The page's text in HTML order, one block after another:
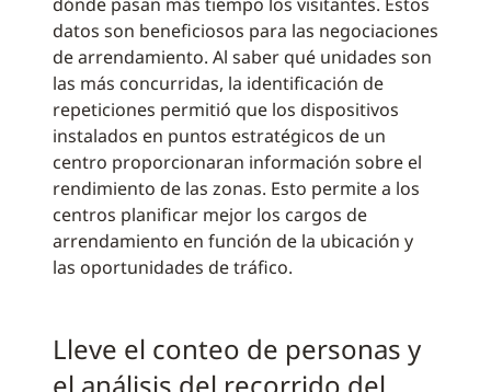
datos son beneficiosos para las negociaciones
de arrendamiento. Al saber qué unidades son
las más concurridas, la identificación de
repeticiones permitió que los dispositivos
instalados en puntos estratégicos de un
centro proporcionaran información sobre el
rendimiento de las zonas. Esto permite a los
centros planificar mejor los cargos de
arrendamiento en función de la ubicación y
las oportunidades de tráfico.
Lleve el conteo de personas y